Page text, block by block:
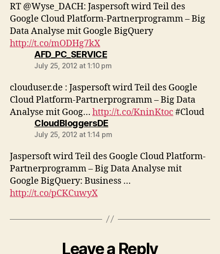
RT @Wyse_DACH: Jaspersoft wird Teil des
Google Cloud Platform-Partnerprogramm – Big
Data Analyse mit Google BigQuery
http://t.co/mODHg7kX
AFD_PC_SERVICEsays:
July 25, 2012 at 1:10 pm
clouduser.de : Jaspersoft wird Teil des Google
Cloud Platform-Partnerprogramm – Big Data
Analyse mit Goog… http://t.co/KninKtoc #Cloud
CloudBloggersDEsays:
July 25, 2012 at 1:14 pm
Jaspersoft wird Teil des Google Cloud Platform-
Partnerprogramm – Big Data Analyse mit
Google BigQuery: Business …
http://t.co/pCKCuwyX
Leave a Reply